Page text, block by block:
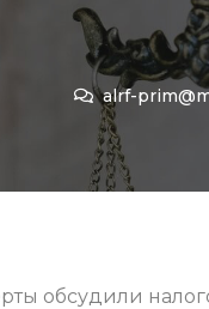
alrf-
обсудили